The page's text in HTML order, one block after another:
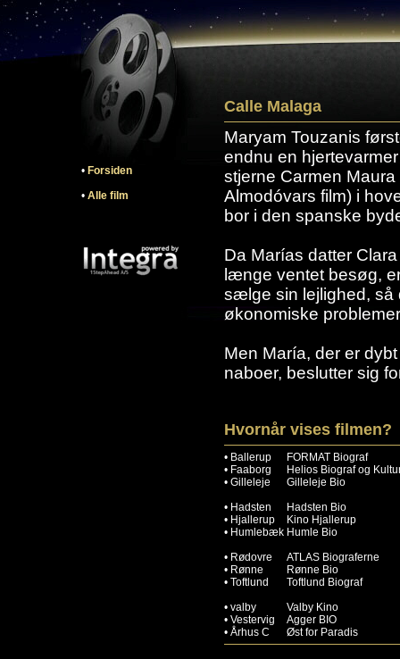
• Forsiden
• Alle film
Calle Malaga
Maryam Touzanis
endnu en
stjerne Carmen
Almodóvars film) i
bor i den spanske
Da Marías datter
længe ventet besøg,
sælge sin lejlighed, så
økonomiske
Men María, der er
naboer, beslutter sig
Hvornår vises filmen?
• Ballerup
FORMAT Biograf
• Faaborg
Helios Biograf og
• Gilleleje
Gilleleje Bio
• Hadsten
Hadsten Bio
• Hjallerup
Kino Hjallerup
• Humlebæk Humle Bio
• Rødovre
ATLAS Biograferne
• Rønne
Rønne Bio
• Toftlund
Toftlund Biograf
• valby
Valby Kino
• Vestervig
Agger BIO
• Århus C Øst for Paradis